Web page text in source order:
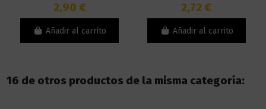
2,90 €
Añadir al carrito
2,72 €
Añadir al carrito
16 de otros productos de la misma categoría: